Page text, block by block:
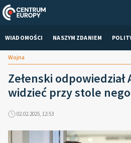
WIADOMOŚCI NASZYM ZDANIEM
Wojna
Zełenski odpowiedział
widzieć przy stole
02.02.2025, 12:53